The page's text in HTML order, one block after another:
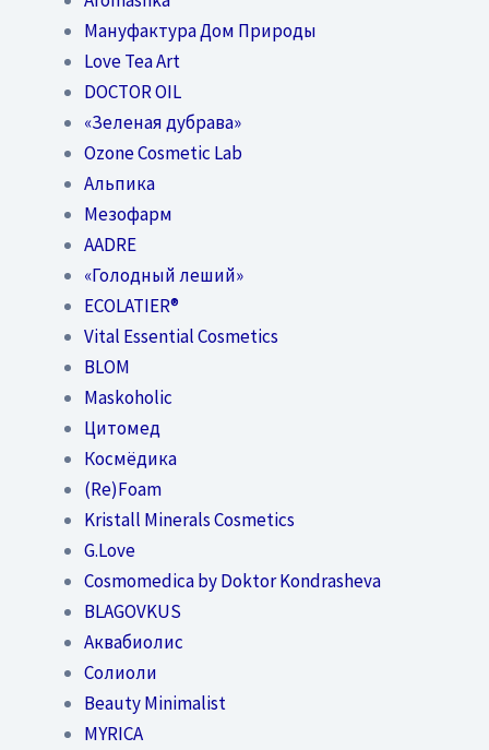
Мануфактура Дом Природы
Love Tea Art
DOCTOR OIL
«Зеленая дубрава»
Ozone Cosmetic Lab
Альпика
Мезофарм
AADRE
«Голодный леший»
EСОLATIER®
Vital Essential Cosmetics
BLOM
Maskoholic
Цитомед
Космёдика
(Re)Foam
Kristall Minerals Cosmetics
G.Love
Cosmomedica by Doktor Kondrasheva
BLAGOVKUS
Аквабиолис
Солиоли
Beauty Minimalist
MYRICA